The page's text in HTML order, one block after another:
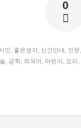
0
인 , 좋은생각, 신간안내 , 인문,
, 공학, 외국어 , 어린이 , 요리 ,